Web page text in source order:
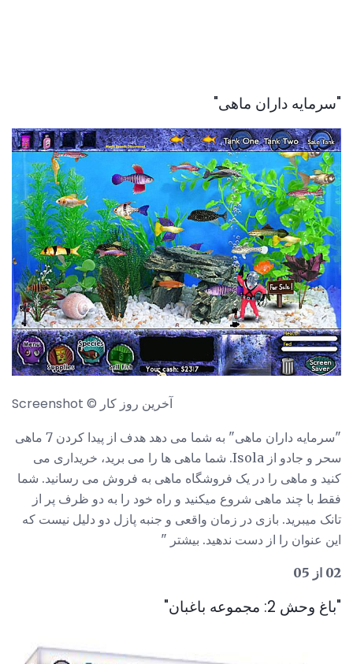
"سرمایه داران ماهی"
Screenshot © آخرین روز کار
"سرمایه داران ماهی" به شما می دهد هدف از پیدا کردن 7 ماهی
سحر و جادو از Isola. شما ماهی ها را می برید، خریداری می
کنید و ماهی را در یک فروشگاه ماهی به فروش می رسانید. شما
فقط با چند ماهی شروع میکنید و راه خود را به دو ظرف پر از
تانک میبرید. بازی در زمان واقعی و جنبه پازل دو دلیل نیست که
این عنوان را از دست ندهید. بیشتر "
02 از 05
"باغ وحش 2: مجموعه باغبان"